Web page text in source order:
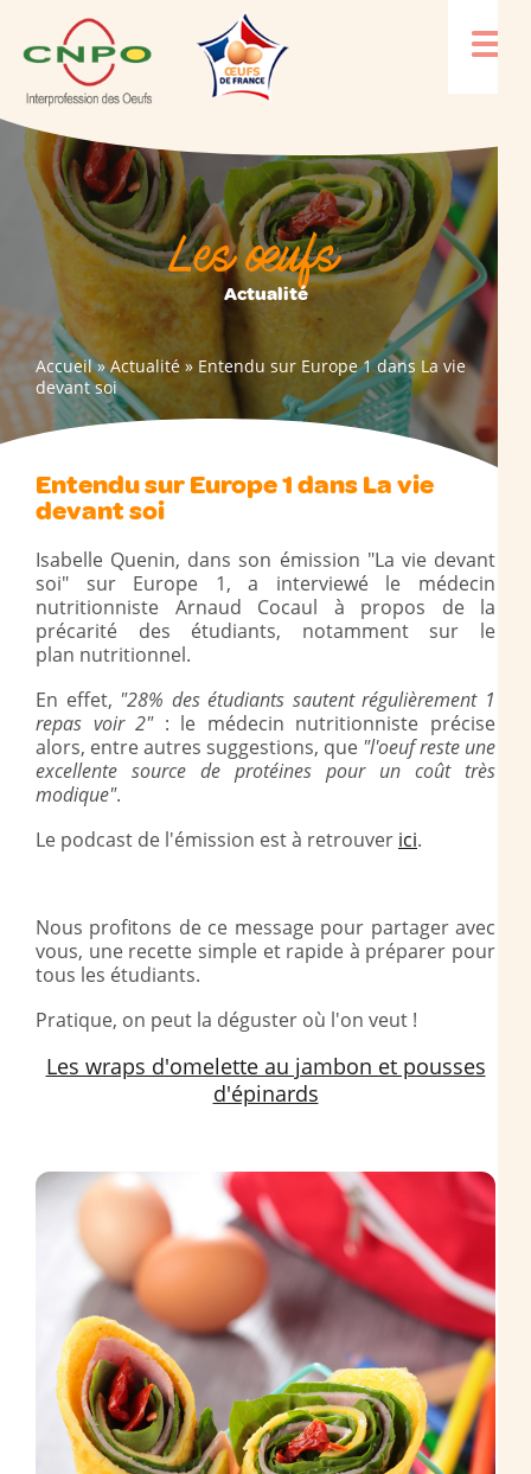
Les œufs
Actualité
Accueil»Actualité » Entendu sur Europe 1 dans La vie
devant soi
Entendu sur Europe 1 dans La vie
devant soi
Isabelle Quenin, dans son émission "La vie devant
soi" sur Europe 1, a interviewé le médecin
nutritionniste Arnaud Cocaul à propos de la
précarité des étudiants, notamment sur le
plan nutritionnel.
En effet, "28% des étudiants sautent régulièrement 1
repas voir 2": le médecin nutritionniste précise
alors, entre autres suggestions, que "l'oeuf reste une
excellente source de protéines pour un coût très
modique".
Le podcast de l'émission est à retrouver ici.
Nous profitons de ce message pour partager avec
vous, une recette simple et rapide à préparer pour
tous les étudiants.
Pratique, on peut la déguster où l'on veut !
Les wraps d'omelette au jambon et pousses
d'épinards